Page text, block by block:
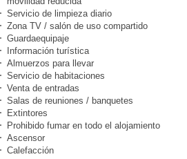
Servicio de limpieza diario
Zona TV / salón de uso compartido
Guardaequipaje
Información turística
Almuerzos para llevar
Servicio de habitaciones
Venta de entradas
Salas de reuniones / banquetes
Extintores
Prohibido fumar en todo el alojamiento
Ascensor
Calefacción